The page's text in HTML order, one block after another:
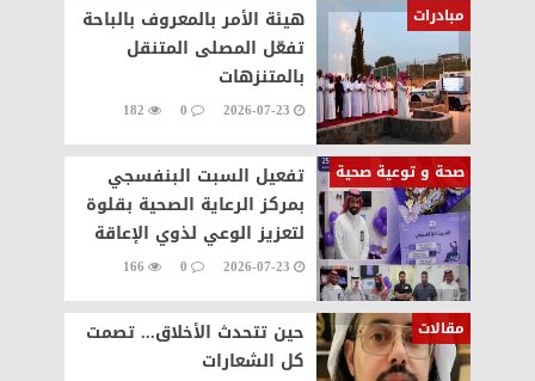
مبادرات
هيئة الأمر بالمعروف بالباحة
تفعّل المصلى المتنقل
بالمتنزهات
2026-07-23
0
182
صحة و توعية صحية
تفعيل السبت البنفسجي
بمركز الرعاية الصحية بقلوة
لتعزيز الوعي لذوي الإعاقة
2026-07-23
0
166
مقالات
حين تتحدث الأخلاق... تصمت
كل الشعارات